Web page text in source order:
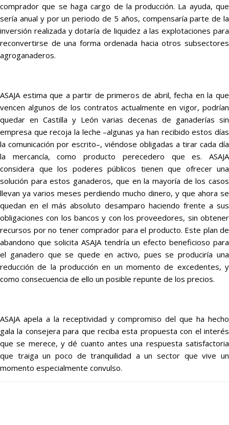
comprador que se haga cargo de la producción. La ayuda, que
sería anual y por un periodo de 5 años, compensaría parte de la
inversión realizada y dotaría de liquidez a las explotaciones para
reconvertirse de una forma ordenada hacia otros subsectores
agroganaderos.
ASAJA estima que a partir de primeros de abril, fecha en la que
vencen algunos de los contratos actualmente en vigor, podrían
quedar en Castilla y León varias decenas de ganaderías sin
empresa que recoja la leche –algunas ya han recibido estos días
la comunicación por escrito–, viéndose obligadas a tirar cada día
la mercancía, como producto perecedero que es. ASAJA
considera que los poderes públicos tienen que ofrecer una
solución para estos ganaderos, que en la mayoría de los casos
llevan ya varios meses perdiendo mucho dinero, y que ahora se
quedan en el más absoluto desamparo haciendo frente a sus
obligaciones con los bancos y con los proveedores, sin obtener
recursos por no tener comprador para el producto. Este plan de
abandono que solicita ASAJA tendría un efecto beneficioso para
el ganadero que se quede en activo, pues se produciría una
reducción de la producción en un momento de excedentes, y
como consecuencia de ello un posible repunte de los precios.
ASAJA apela a la receptividad y compromiso del que ha hecho
gala la consejera para que reciba esta propuesta con el interés
que se merece, y dé cuanto antes una respuesta satisfactoria
que traiga un poco de tranquilidad a un sector que vive un
momento especialmente convulso.